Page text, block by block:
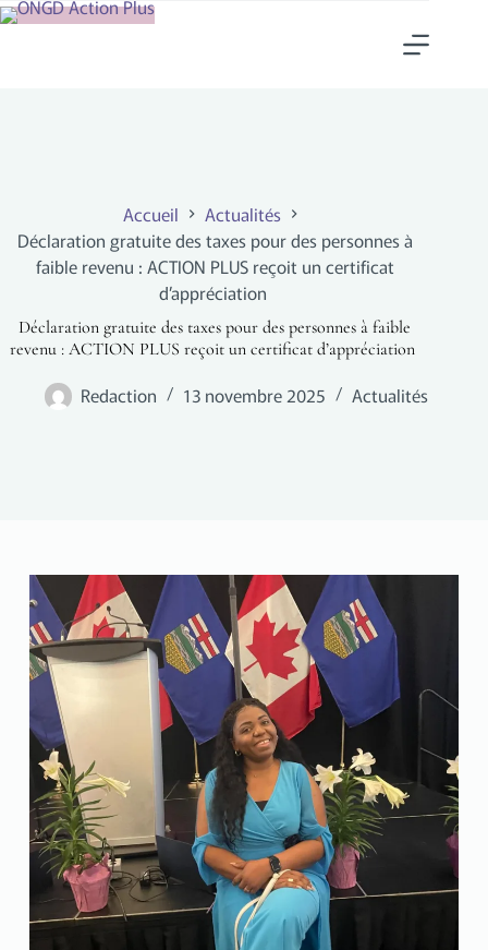
Accueil
Actualités
Déclaration gratuite des taxes pour des personnes à
faible revenu : ACTION PLUS reçoit un certificat
d’appréciation
Déclaration gratuite des taxes pour des personnes à faible
revenu : ACTION PLUS reçoit un certificat d’appréciation
Redaction 13 novembre 2025 Actualités